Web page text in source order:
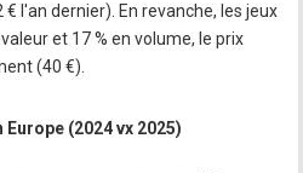
l'an dernier). En revanche, les jeux
et 17 % en volume, le prix
(40 €).
(2024 vx 2025)